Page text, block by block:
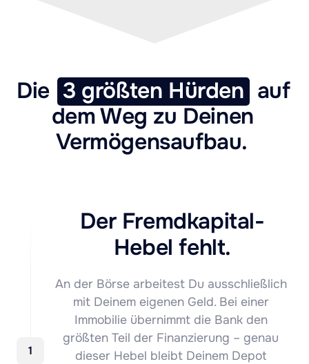
Die 3 größten Hürden auf
dem Weg zu Deinen
Vermögensaufbau.
1
Der Fremdkapital-
Hebel fehlt.
An der Börse arbeitest Du ausschließlich
mit Deinem eigenen Geld. Bei einer
Immobilie übernimmt die Bank den
größten Teil der Finanzierung – genau
dieser Hebel bleibt Deinem Depot